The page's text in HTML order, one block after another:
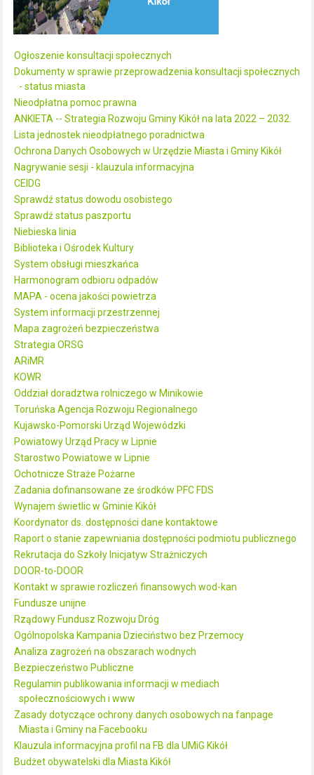
Ogłoszenie konsultacji społecznych
Dokumenty w sprawie przeprowadzenia konsultacji społecznych
- status miasta
Nieodpłatna pomoc prawna
ANKIETA -- Strategia Rozwoju Gminy Kikół na lata 2022 – 2032.
Lista jednostek nieodpłatnego poradnictwa
Ochrona Danych Osobowych w Urzędzie Miasta i Gminy Kikół
Nagrywanie sesji - klauzula informacyjna
CEIDG
Sprawdź status dowodu osobistego
Sprawdź status paszportu
Niebieska linia
Biblioteka i Ośrodek Kultury
System obsługi mieszkańca
Harmonogram odbioru odpadów
MAPA - ocena jakości powietrza
System informacji przestrzennej
Mapa zagrożeń bezpieczeństwa
Strategia ORSG
ARiMR
KOWR
Oddział doradztwa rolniczego w Minikowie
Toruńska Agencja Rozwoju Regionalnego
Kujawsko-Pomorski Urząd Wojewódzki
Powiatowy Urząd Pracy w Lipnie
Starostwo Powiatowe w Lipnie
Ochotnicze Straże Pożarne
Zadania dofinansowane ze środków PFC FDS
Wynajem świetlic w Gminie Kikół
Koordynator ds. dostępności dane kontaktowe
Raport o stanie zapewniania dostępności podmiotu publicznego
Rekrutacja do Szkoły Inicjatyw Strażniczych
DOOR-to-DOOR
Kontakt w sprawie rozliczeń finansowych wod-kan
Fundusze unijne
Rządowy Fundusz Rozwoju Dróg
Ogólnopolska Kampania Dzieciństwo bez Przemocy
Analiza zagrożeń na obszarach wodnych
Bezpieczeństwo Publiczne
Regulamin publikowania informacji w mediach
społecznościowych i www
Zasady dotyczące ochrony danych osobowych na fanpage
Miasta i Gminy na Facebooku
Klauzula informacyjna profil na FB dla UMiG Kikół
Budżet obywatelski dla Miasta Kikół